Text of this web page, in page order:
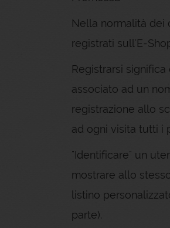
Nella normalità dei
registrati sull'E-
Registrarsi
associato ad un
registrazione allo
ad ogni visita tutti i
"Identificare" un
mostrare allo
listino
parte).